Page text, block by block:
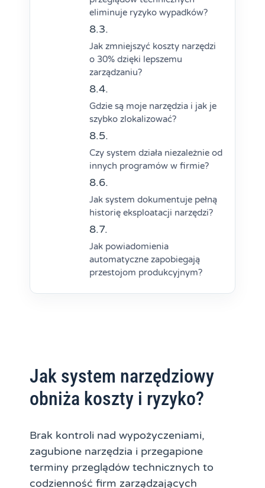
eliminuje ryzyko wypadków?
Jak zmniejszyć koszty narzędzi
o 30% dzięki lepszemu
zarządzaniu?
Gdzie są moje narzędzia i jak je
szybko zlokalizować?
Czy system działa niezależnie od
innych programów w firmie?
Jak system dokumentuje pełną
historię eksploatacji narzędzi?
Jak powiadomienia
automatyczne zapobiegają
przestojom produkcyjnym?
Jak system narzędziowy
obniża koszty i ryzyko?
Brak kontroli nad wypożyczeniami,
zagubione narzędzia i przegapione
terminy przeglądów technicznych to
codzienność firm zarządzających